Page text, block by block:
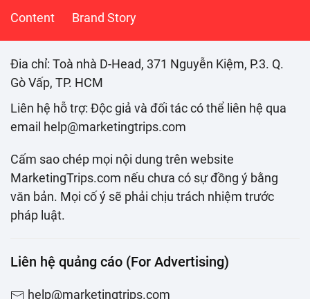
Content
Brand Story
Đia chỉ: Toà nhà D-Head, 371 Nguyễn Kiệm, P.3. Q.
Gò Vấp, TP. HCM
Liên hệ hỗ trợ: Độc giả và đối tác có thể liên hệ qua
email help@marketingtrips.com
Cấm sao chép mọi nội dung trên website
MarketingTrips.com nếu chưa có sự đồng ý bằng
văn bản. Mọi cố ý sẽ phải chịu trách nhiệm trước
pháp luật.
Liên hệ quảng cáo (For Advertising)
help@marketingtrips.com